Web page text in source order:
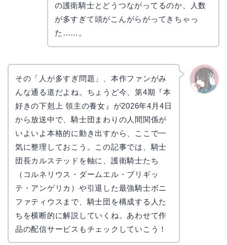
の護衛騎士とどうつながってるのか、人数
が多すぎて頭がこんがらがってきちゃっ
た……。
その「人が多すぎ問題」、本作ファンがみ
んな通る道だよね。ちょうど今、第4期『本
好きの下剋上 領主の養女』が2026年4月4日
から放送中で、騎士団まわりの人間関係が
いよいよ本格的に動き出すから、ここで一
気に整理しておこう。この記事では、騎士
団長カルステッドを軸に、護衛騎士たち
（コルネリウス・ダームエル・ブリギッ
テ・アンゲリカ）や引退した最強騎士ボニ
ファティウスまで、騎士団を構成する人た
ちを横断的に解説していくね。あわせて作
品の配信サービスもチェックしていこう！